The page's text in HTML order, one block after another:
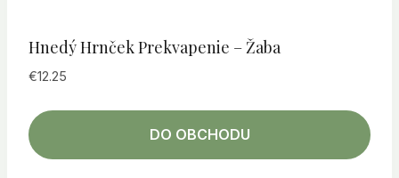
Hnedý Hrnček Prekvapenie – Žaba
€12.25
DO OBCHODU